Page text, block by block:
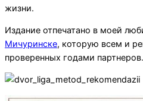
жизни.
Издание отпечатано в моей
Мичуринске, которую всем и
проверенных годами партнеров.